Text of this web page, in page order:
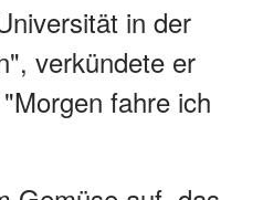
in der
verkündete er
fahre ich